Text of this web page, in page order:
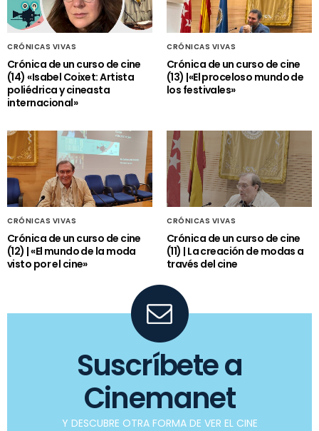
CRÓNICAS VIVAS
Crónica de un curso de cine
(14) «Isabel Coixet: Artista
poliédrica y cineasta
internacional»
CRÓNICAS VIVAS
Crónica de un curso de cine
(13) |«El proceloso mundo de
los festivales»
CRÓNICAS VIVAS
Crónica de un curso de cine
(12) | «El mundo de la moda
visto por el cine»
CRÓNICAS VIVAS
Crónica de un curso de cine
(11) | La creación de modas a
través del cine
Suscríbete a
Cinemanet
Y DESCUBRE OTRA FORMA DE VER EL CINE